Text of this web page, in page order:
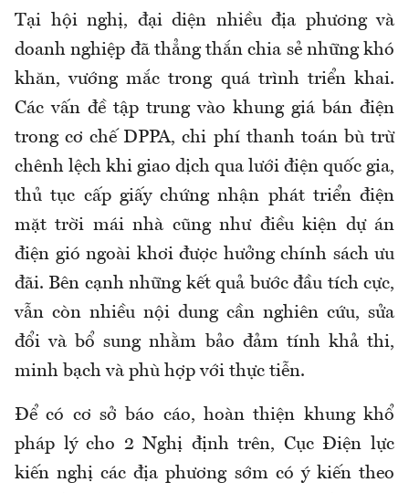
Tại hội nghị, đại diện nhiều địa phương và
doanh nghiệp đã thẳng thắn chia sẻ những khó
khăn, vướng mắc trong quá trình triển khai.
Các vấn đề tập trung vào khung giá bán điện
trong cơ chế DPPA, chi phí thanh toán bù trừ
chênh lệch khi giao dịch qua lưới điện quốc gia,
thủ tục cấp giấy chứng nhận phát triển điện
mặt trời mái nhà cũng như điều kiện dự án
điện gió ngoài khơi được hưởng chính sách ưu
đãi. Bên cạnh những kết quả bước đầu tích cực,
vẫn còn nhiều nội dung cần nghiên cứu, sửa
đổi và bổ sung nhằm bảo đảm tính khả thi,
minh bạch và phù hợp với thực tiễn.
Để có cơ sở báo cáo, hoàn thiện khung khổ
pháp lý cho 2 Nghị định trên, Cục Điện lực
kiến nghị các địa phương sớm có ý kiến theo